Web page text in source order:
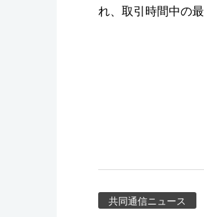
れ、取引時間中の
共同通信ニュース